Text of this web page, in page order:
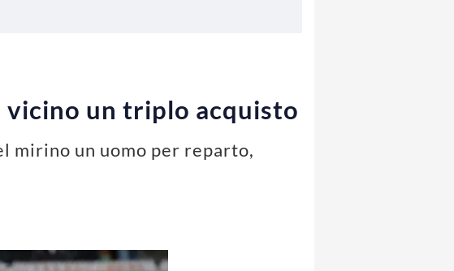
vicino un triplo acquisto
mirino un uomo per reparto,